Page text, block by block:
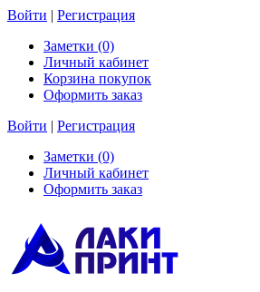
Войти | Регистрация
Заметки (0)
Личный кабинет
Корзина покупок
Оформить заказ
Войти | Регистрация
Заметки (0)
Личный кабинет
Оформить заказ